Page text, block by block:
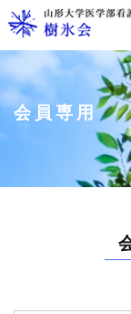
会員専用